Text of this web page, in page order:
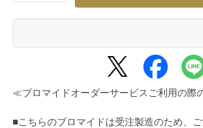
≪ブロマイドオーダーサービスご利用の際
■こちらのブロマイドは受注製造のため、